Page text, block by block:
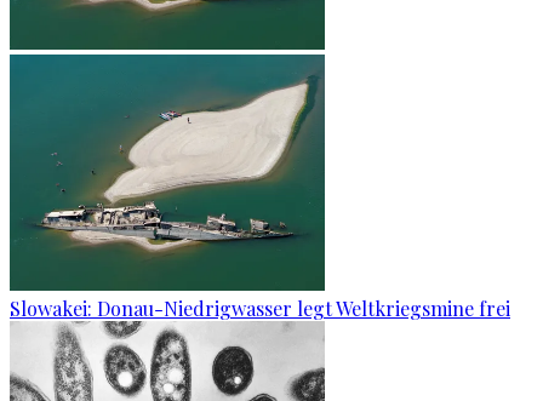
Slowakei: Donau-Niedrigwasser legt Weltkriegsmine frei